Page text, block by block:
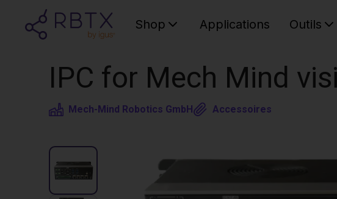
Shop Applications Outils
IPC for Mech Mind
Mech-Mind Robotics GmbH Accessoires